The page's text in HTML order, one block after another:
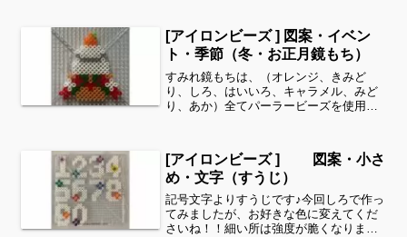
のカテゴリー欄より、花・虫などシリー
ズ別に図案を見ることがで...
[アイロンビーズ ] 図案・イベン
ト・季節（冬・お正月鏡もち）
すみれ鏡もちは、（オレンジ、きみど
り、しろ、はいいろ、キャラメル、みど
り、あか）全てパーラービーズを使用し
見ることができます！お時間がありまし
たら、他の図案もぜひ覗いて...
[アイロンビーズ ] 図案・小さ
め・文字（すうじ）
記号文字よりすうじです♪今回しろで作っ
てみましたが、お好きな色に変えてくだ
さいね！！細い所は強度が脆くなります